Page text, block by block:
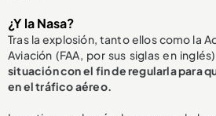
¿Y la Nasa?
Tras la explosión, tanto ellos como la
Aviación (FAA, por sus siglas en inglés)
situación con el fin de regularla para
en el tráfico aéreo.